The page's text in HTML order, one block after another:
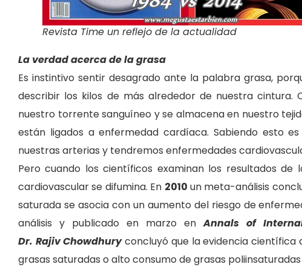
Revista Time un reflejo de la actualidad
La verdad acerca de la grasa
Es instintivo sentir desagrado ante la palabra grasa,
describir los kilos de más alrededor de nuestra
nuestro torrente sanguíneo y se almacena en nuestro
están ligados a enfermedad cardíaca. Sabiendo esto
nuestras arterias y tendremos enfermedades
Pero cuando los científicos examinan los resultados de
cardiovascular se difumina. En 2010 un meta-análisis
saturada se asocia con un aumento del riesgo de
análisis y publicado en marzo enAnnals of
Dr. Rajiv Chowdhuryconcluyó que la evidencia científica
grasas saturadas o alto consumo de grasas poliinsaturadas